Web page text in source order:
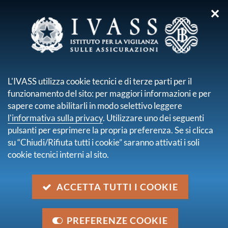
sei qui:
nel contrasto alle frodi on line
Azioni di contrasto ai siti
irregolari: IVASS collabora con
Google nel contrasto alle frodi
Imprese, Intermediari, Altro
✕
L'IVASS utilizza cookie tecnici e di terze parti per il
funzionamento del sito: per maggiori informazioni e per
sapere come abilitarli in modo selettivo leggere
l'informativa sulla privacy. Utilizzare uno dei seguenti
pulsanti per esprimere la propria preferenza. Se si clicca
su “Chiudi/Rifiuta tutti i cookie” saranno attivati i soli
cookie tecnici interni al sito.
ACCETTA TUTTI I COOKIE
PREFERENZE COOKIE